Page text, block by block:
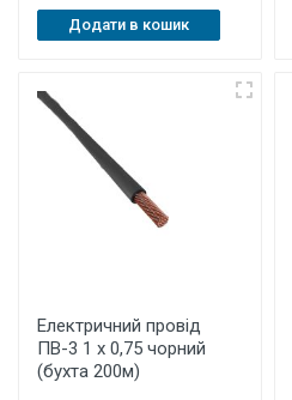
Додати в кошик
Електричний провід
ПВ-3 1 х 0,75 чорний
(бухта 200м)